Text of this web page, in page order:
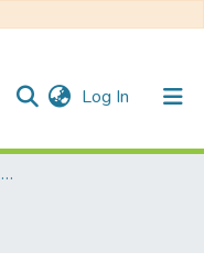
Log In (current)
Repositório Institucional EESC